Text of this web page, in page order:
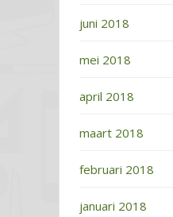
juni 2018
mei 2018
april 2018
maart 2018
februari 2018
januari 2018